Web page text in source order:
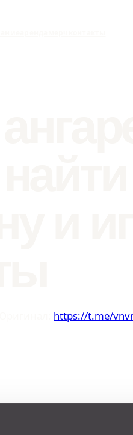
https://t.me/